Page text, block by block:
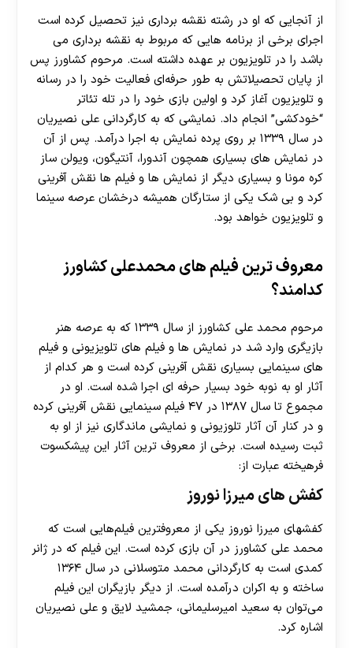
از آنجایی که او در رشته نقشه برداری نیز تحصیل کرده است
اجرای برخی از برنامه هایی که مربوط به نقشه برداری می
باشد را در تلویزیون بر عهده داشته است. مرحوم کشاورز پس
از پایان تحصیلاتش به طور حرفه‌ای فعالیت خود را در رسانه
و تلویزیون آغاز کرد و اولین بازی خود را در تله تئاتر
“خودکشی” انجام داد. نمایشی که به کارگردانی علی نصیریان
در سال ۱۳۳۹ بر روی پرده نمایش به اجرا درآمد. پس از آن
در نمایش های بسیاری همچون آندورا، آنتیگون، ویولن ساز
کره مونا و بسیاری دیگر از نمایش ها و فیلم ها نقش آفرینی
کرد و بی شک یکی از ستارگان همیشه درخشان عرصه سینما
و تلویزیون خواهد بود.
معروف ترین فیلم های محمدعلی کشاورز
کدامند؟
مرحوم محمد علی کشاورز از سال ۱۳۳۹ که به عرصه هنر
بازیگری وارد شد در نمایش ها و فیلم های تلویزیونی و فیلم
های سینمایی بسیاری نقش آفرینی کرده است و هر کدام از
آثار او به نوبه خود بسیار حرفه ای اجرا شده است. او در
مجموع تا سال ۱۳۸۷ در ۴۷ فیلم سینمایی نقش آفرینی کرده
و در کنار آن آثار تلوزیونی و نمایشی ماندگاری نیز از او به
ثبت رسیده است. برخی از معروف ترین آثار این پیشکسوت
فرهیخته عبارت از:
کفش های میرزا نوروز
کفشهای میرزا نوروز یکی از معروفترین فیلم‌هایی است که
محمد علی کشاورز در آن بازی کرده است. این فیلم که در ژانر
کمدی است به کارگردانی محمد متوسلانی در سال ۱۳۶۴
ساخته و به اکران درآمده است. از دیگر بازیگران این فیلم
می‌توان به سعید امیرسلیمانی، جمشید لایق و علی نصیریان
اشاره کرد.